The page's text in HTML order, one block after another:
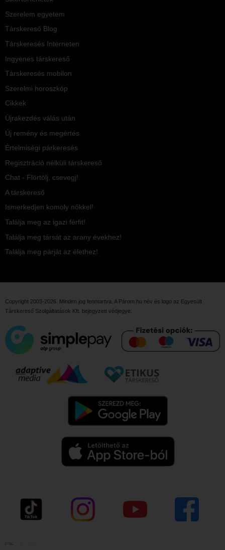
Szerelem egyetem
Társkereső Blog
Társkeresés Interneten
Ingyenes társkereső
Társkeresés mobilon
Szerelmi horoszkóp
Cikkek
Újrakezdés válás után
Új remény és megértés
Értelmiségi párkeresés
Regisztráció nélküli társkereső
Chat - Flörtölj, csevegj!
A társkereső
Ismerkedjen komoly nőkkel!
Találja meg az igazi férfit!
Találja meg társát az arany évekhez!
Találja meg párját az élethez!
Copyright 2003-2026. Minden jog fenntartva. A Párom.hu név és logo az Egyesült
Társkereső Szolgáltatások Kft.
bejegyzett védjegye.